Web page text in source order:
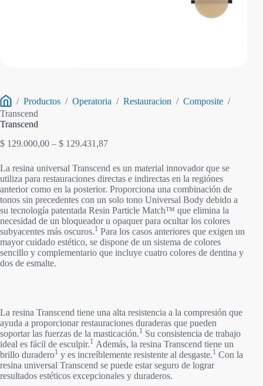
Inicio
/ Productos / Operatoria / Restauracion / Composite /
Transcend
Transcend
$ 129.000,00 – $ 129.431,87Rango
precios:
desde
$ 129.000,00
hasta
$ 129.431,87
La resina universal Transcend es un material innovador que se
utiliza para restauraciones directas e indirectas en la regiónes
anterior como en la posterior. Proporciona una combinación de
tonos sin precedentes con un solo tono Universal Body debido a
su tecnología patentada Resin Particle Match™ que elimina la
necesidad de un bloqueador u opaquer para ocultar los colores
subyacentes más oscuros.1 Para los casos anteriores que exigen un
mayor cuidado estético, se dispone de un sistema de colores
sencillo y complementario que incluye cuatro colores de dentina y
dos de esmalte.
La resina Transcend tiene una alta resistencia a la compresión que
ayuda a proporcionar restauraciones duraderas que pueden
soportar las fuerzas de la masticación.1 Su consistencia de trabajo
ideal es fácil de esculpir.1 Además, la resina Transcend tiene un
brillo duradero1 y es increíblemente resistente al desgaste.1 Con la
resina universal Transcend se puede estar seguro de lograr
resultados estéticos excepcionales y duraderos.